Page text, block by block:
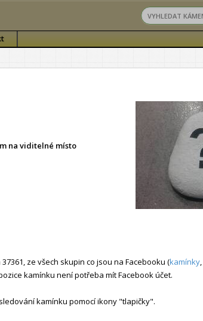
na viditelné místo
ze všech skupin co jsou na Facebooku (kamínky
kamínku není potřeba mít Facebook účet.
kamínku pomocí ikony "tlapičky".